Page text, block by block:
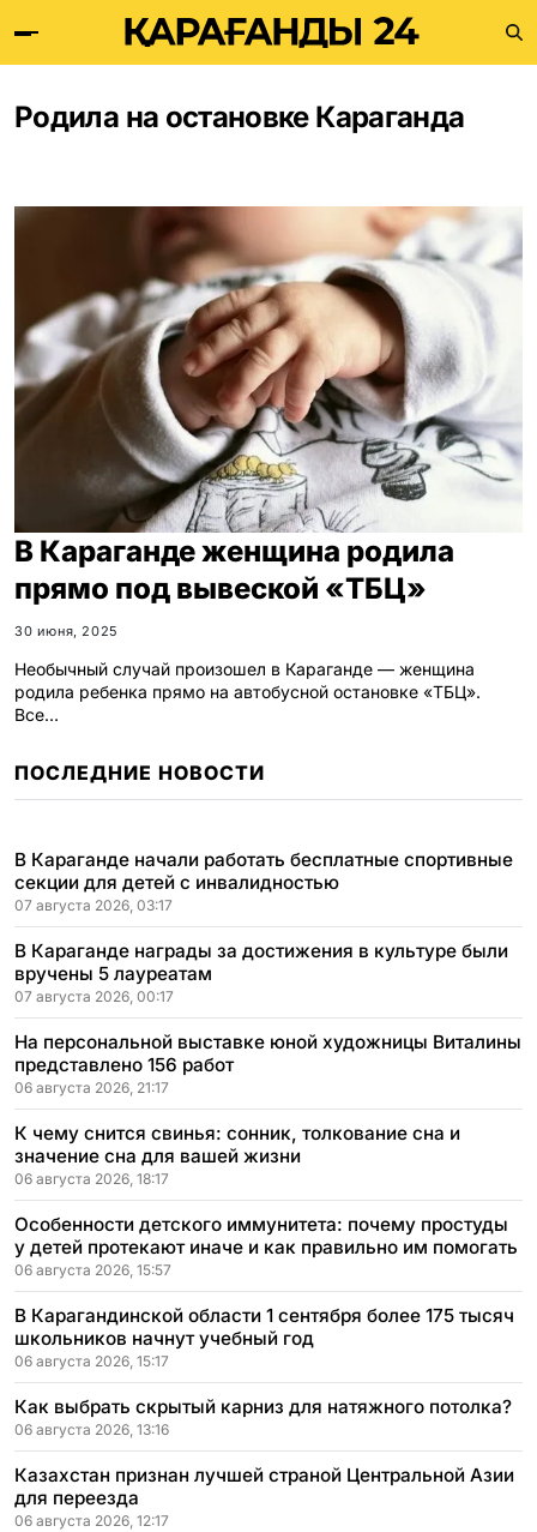
Родила на остановке Караганда
В Караганде женщина родила
прямо под вывеской «ТБЦ»
30 июня, 2025
Необычный случай произошел в Караганде — женщина
родила ребенка прямо на автобусной остановке «ТБЦ».
Все…
ПОСЛЕДНИЕ НОВОСТИ
В Караганде начали работать бесплатные спортивные
секции для детей с инвалидностью
07 августа 2026, 03:17
В Караганде награды за достижения в культуре были
вручены 5 лауреатам
07 августа 2026, 00:17
На персональной выставке юной художницы Виталины
представлено 156 работ
06 августа 2026, 21:17
К чему снится свинья: сонник, толкование сна и
значение сна для вашей жизни
06 августа 2026, 18:17
Особенности детского иммунитета: почему простуды
у детей протекают иначе и как правильно им помогать
06 августа 2026, 15:57
В Карагандинской области 1 сентября более 175 тысяч
школьников начнут учебный год
06 августа 2026, 15:17
Как выбрать скрытый карниз для натяжного потолка?
06 августа 2026, 13:16
Казахстан признан лучшей страной Центральной Азии
для переезда
06 августа 2026, 12:17